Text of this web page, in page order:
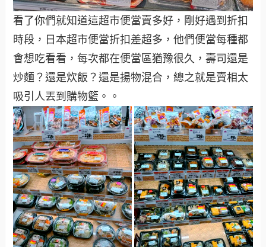
看了你們就知道這超市便當賣多好，剛好遇到折扣
時段，日本超市便當折扣差超多，他們便當每種都
會想吃看看，每次都在便當區猶豫很久，壽司還是
炒麵？還是炊飯？還是揚物混合，總之就是賣相太
吸引人丟到購物籃。。